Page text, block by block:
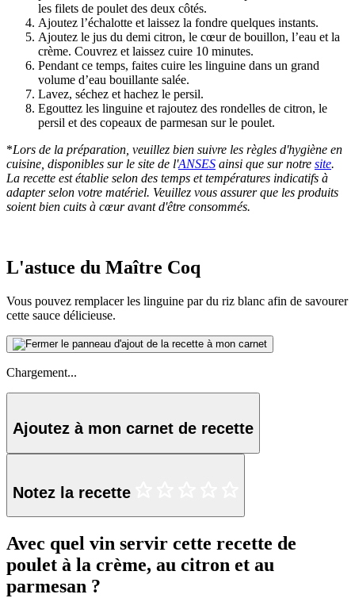
les filets de poulet des deux côtés.
Ajoutez l’échalotte et laissez la fondre quelques instants.
Ajoutez le jus du demi citron, le cœur de bouillon, l’eau et la
crème. Couvrez et laissez cuire 10 minutes.
Pendant ce temps, faites cuire les linguine dans un grand
volume d’eau bouillante salée.
Lavez, séchez et hachez le persil.
Egouttez les linguine et rajoutez des rondelles de citron, le
persil et des copeaux de parmesan sur le poulet.
*Lors de la préparation, veuillez bien suivre les règles d'hygiène en
cuisine, disponibles sur le site de l'ANSES ainsi que sur notre site.
La recette est établie selon des temps et températures indicatifs à
adapter selon votre matériel. Veuillez vous assurer que les produits
soient bien cuits à cœur avant d'être consommés.
L'astuce du Maître Coq
Vous pouvez remplacer les linguine par du riz blanc afin de savourer
cette sauce délicieuse.
Chargement...
Ajoutez à mon carnet de recette
Notez la recette
Avec quel vin servir cette recette de
poulet à la crème, au citron et au
parmesan ?